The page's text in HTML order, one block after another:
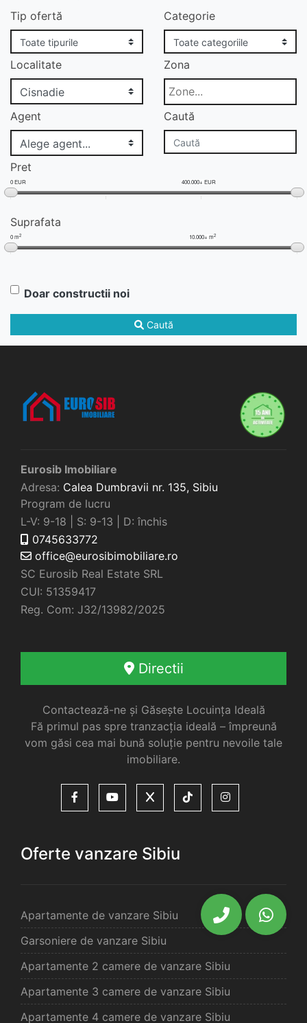
Tip ofertă Categorie
Localitate Zona
Agent Caută
Pret
0 EUR 400.000+ EUR
Suprafata
0 m2 10.000+ m2
Doar constructii noi
Caută
Eurosib Imobiliare
Adresa: Calea Dumbravii nr. 135, Sibiu
Program de lucru
L-V: 9-18 | S: 9-13 | D: închis
0745633772
office@eurosibimobiliare.ro
SC Eurosib Real Estate SRL
CUI: 51359417
Reg. Com: J32/13982/2025
Directii
Contactează-ne și Găsește Locuința Ideală
Fă primul pas spre tranzacția ideală – împreună
vom găsi cea mai bună soluție pentru nevoile tale
imobiliare.
Oferte vanzare Sibiu
Apartamente de vanzare Sibiu
Garsoniere de vanzare Sibiu
Apartamente 2 camere de vanzare Sibiu
Apartamente 3 camere de vanzare Sibiu
Apartamente 4 camere de vanzare Sibiu